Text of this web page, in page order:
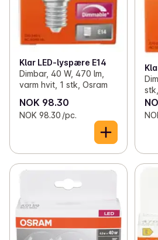
Dimmbar med opp til  15 000
Kan enkelt erstatte vanlige
dekorative installasjoner,
belysning offentlig. Utendørs
utendørsarmaturer.
For dimmingsamsvar se
Leverandr kontaktadresse:
www.ledvance.com/contact
Sikkerhetsråd:
- Ikke berør lampen hvis den er
- Må ikke brukes hvis ytre
Klar LED-lyspære E14
Dimbar, 40 W, 470 lm,
varm hvit, 1 stk, Osram
NOK 98.30
NOK 98.30 /pc.